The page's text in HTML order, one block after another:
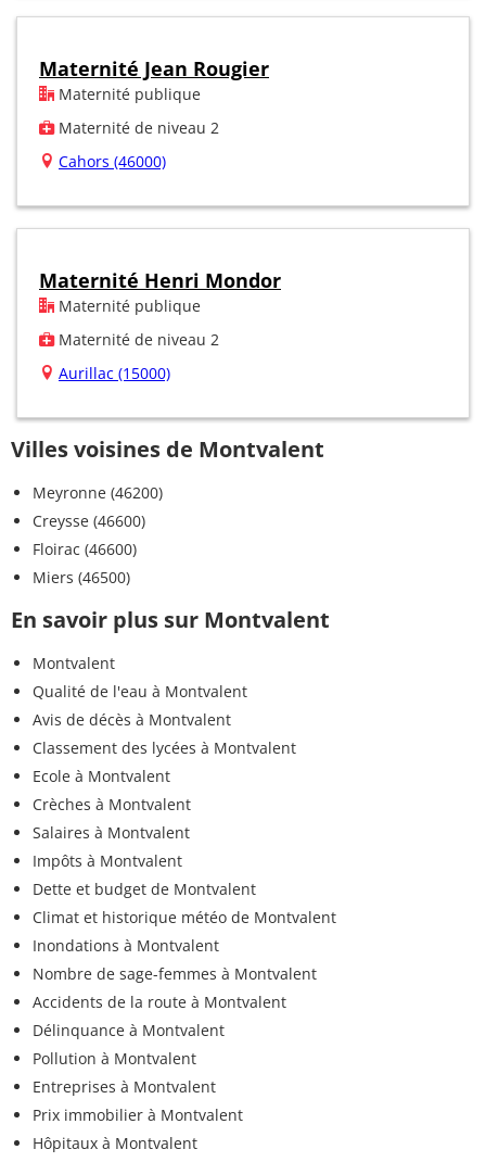
Maternité Jean Rougier
Maternité publique
Maternité de niveau 2
Cahors (46000)
Maternité Henri Mondor
Maternité publique
Maternité de niveau 2
Aurillac (15000)
Villes voisines de Montvalent
Meyronne (46200)
Creysse (46600)
Floirac (46600)
Miers (46500)
En savoir plus sur Montvalent
Montvalent
Qualité de l'eau à Montvalent
Avis de décès à Montvalent
Classement des lycées à Montvalent
Ecole à Montvalent
Crèches à Montvalent
Salaires à Montvalent
Impôts à Montvalent
Dette et budget de Montvalent
Climat et historique météo de Montvalent
Inondations à Montvalent
Nombre de sage-femmes à Montvalent
Accidents de la route à Montvalent
Délinquance à Montvalent
Pollution à Montvalent
Entreprises à Montvalent
Prix immobilier à Montvalent
Hôpitaux à Montvalent